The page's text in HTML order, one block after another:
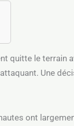
quitte le terrain
Une
ont